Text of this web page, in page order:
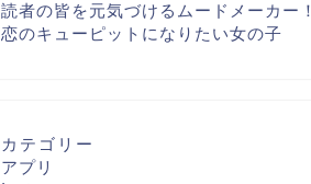
読者の皆を元気づけるムードメーカー！
恋のキューピットになりたい女の子
カテゴリー
アプリ